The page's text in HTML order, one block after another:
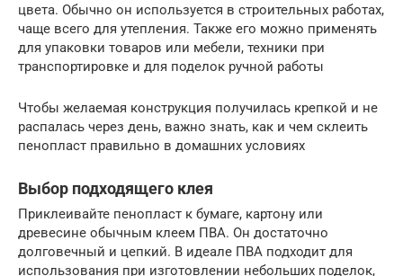
цвета. Обычно он используется в строительных работах,
чаще всего для утепления. Также его можно применять
для упаковки товаров или мебели, техники при
транспортировке и для поделок ручной работы
Чтобы желаемая конструкция получилась крепкой и не
распалась через день, важно знать, как и чем склеить
пенопласт правильно в домашних условиях
Выбор подходящего клея
Приклеивайте пенопласт к бумаге, картону или
древесине обычным клеем ПВА. Он достаточно
долговечный и цепкий. В идеале ПВА подходит для
использования при изготовлении небольших поделок,